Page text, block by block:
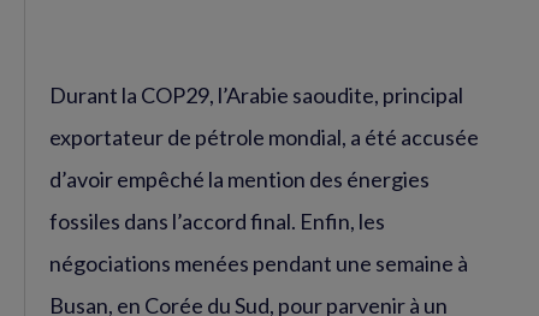
Durant la COP29, l’Arabie saoudite, principal
exportateur de pétrole mondial, a été accusée
d’avoir empêché la mention des énergies
fossiles dans l’accord final. Enfin, les
négociations menées pendant une semaine à
Busan, en Corée du Sud, pour parvenir à un